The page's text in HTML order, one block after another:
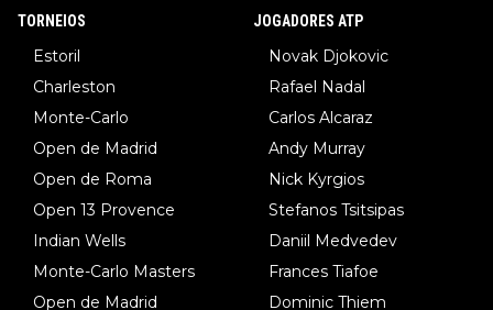
TORNEIOS
Estoril
Charleston
Monte-Carlo
Open de Madrid
Open de Roma
Open 13 Provence
Indian Wells
Monte-Carlo Masters
Open de Madrid
JOGADORES ATP
Novak Djokovic
Rafael Nadal
Carlos Alcaraz
Andy Murray
Nick Kyrgios
Stefanos Tsitsipas
Daniil Medvedev
Frances Tiafoe
Dominic Thiem